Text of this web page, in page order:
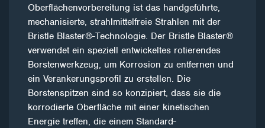
Oberflächenvorbereitung ist das handgeführte,
mechanisierte, strahlmittelfreie Strahlen mit der
Bristle Blaster®-Technologie. Der Bristle Blaster®
verwendet ein speziell entwickeltes rotierendes
Borstenwerkzeug, um Korrosion zu entfernen und
ein Verankerungsprofil zu erstellen. Die
Borstenspitzen sind so konzipiert, dass sie die
korrodierte Oberfläche mit einer kinetischen
Energie treffen, die einem Standard-